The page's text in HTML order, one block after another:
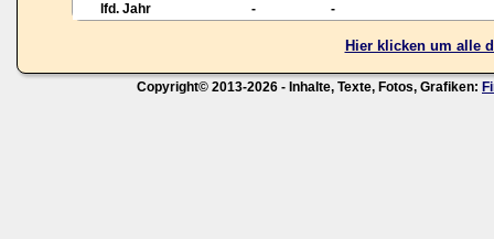
lfd. Jahr
- -
Hier klicken um alle
Copyright© 2013-2026 - Inhalte, Texte, Fotos, Grafiken: